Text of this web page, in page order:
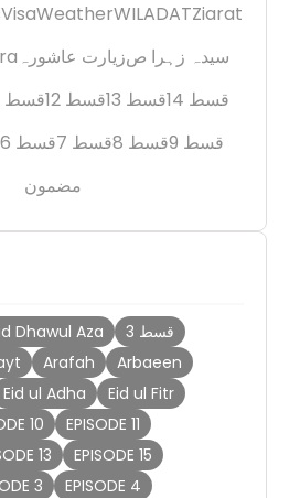
VisaWeatherWILADATZiarat
زیارت عاشورہسیدہ زہرا ص
قسط 11 قسط 12 قسط 13
قسط 14
قسط 6 قسط 7 قسط 8
قسط 9
مضمون
Dhawul Aza
3 قسط
Arafah
Arbaeen
Eid ul Adha
Eid ul Fitr
10
EPISODE 11
13
EPISODE 15
3
EPISODE 4